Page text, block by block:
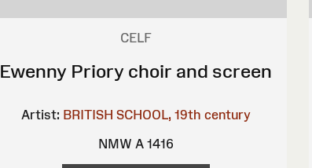
CELF
Ewenny Priory choir and screen
Artist: BRITISH SCHOOL, 19th century
NMW A 1416